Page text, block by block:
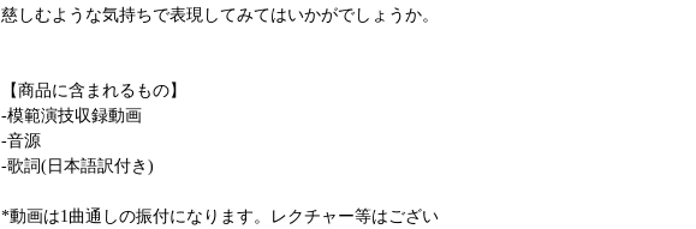
慈しむような気持ちで表現してみてはいかがでしょうか。
【商品に含まれるもの】
-模範演技収録動画
-音源
-歌詞(日本語訳付き)
*動画は1曲通しの振付になります。レクチャー等はござい